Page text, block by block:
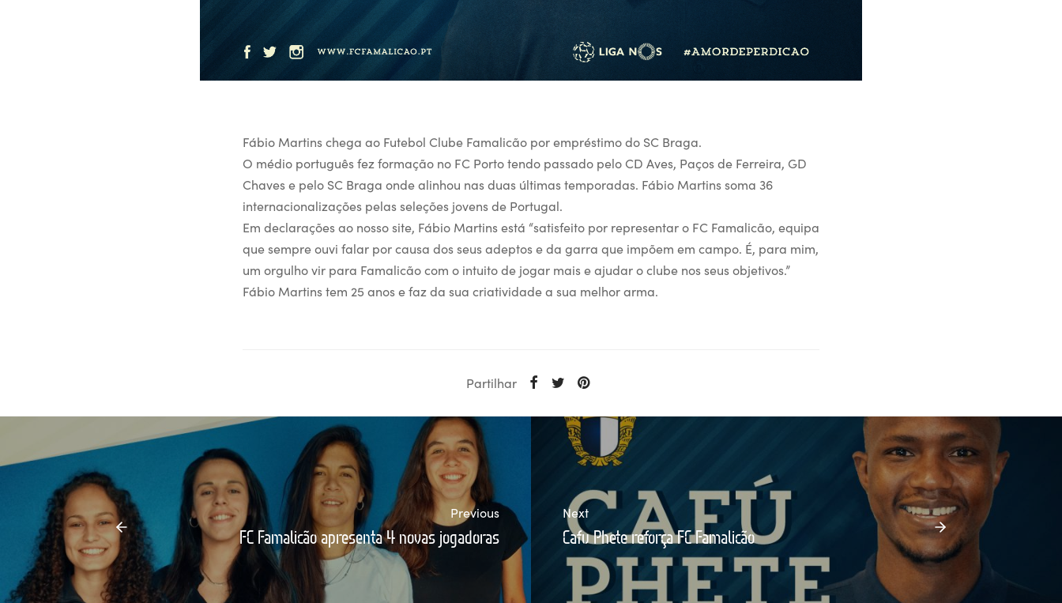
Fábio Martins chega ao Futebol Clube Famalicão por empréstimo do SC Braga.
O médio português fez formação no FC Porto tendo passado pelo CD Aves, Paços de Ferreira, GD
Chaves e pelo SC Braga onde alinhou nas duas últimas temporadas. Fábio Martins soma 36
internacionalizações pelas seleções jovens de Portugal.
Em declarações ao nosso site, Fábio Martins está “satisfeito por representar o FC Famalicão, equipa
que sempre ouvi falar por causa dos seus adeptos e da garra que impõem em campo. É, para mim,
um orgulho vir para Famalicão com o intuito de jogar mais e ajudar o clube nos seus objetivos.”
Fábio Martins tem 25 anos e faz da sua criatividade a sua melhor arma.
Partilhar
Previous
FC Famalicão apresenta 4 novas jogadoras
Next
Cafu Phete reforça FC Famalicão